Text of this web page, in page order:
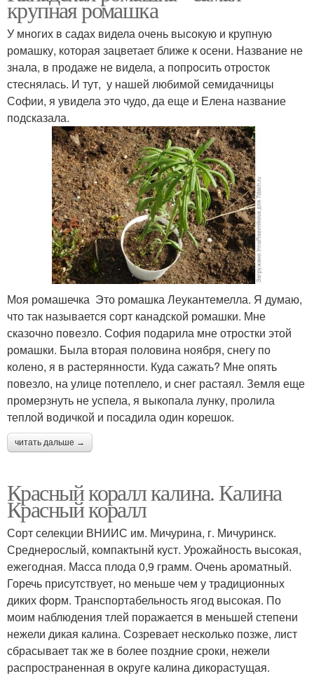
крупная ромашка
У многих в садах видела очень высокую и крупную
ромашку, которая зацветает ближе к осени. Название не
знала, в продаже не видела, а попросить отросток
стеснялась. И тут, у нашей любимой семидачницы
Софии, я увидела это чудо, да еще и Елена название
подсказала.
Моя ромашечка Это ромашка Леукантемелла. Я думаю,
что так называется сорт канадской ромашки. Мне
сказочно повезло. София подарила мне отростки этой
ромашки. Была вторая половина ноября, снегу по
колено, я в растерянности. Куда сажать? Мне опять
повезло, на улице потеплело, и снег растаял. Земля еще
промерзнуть не успела, я выкопала лунку, пролила
теплой водичкой и посадила один корешок.
читать дальше →
Красный коралл калина. Калина
Красный коралл
Сорт селекции ВНИИС им. Мичурина, г. Мичуринск.
Среднерослый, компактынй куст. Урожайность высокая,
ежегодная. Масса плода 0,9 грамм. Очень ароматный.
Горечь присутствует, но меньше чем у традиционных
диких форм. Транспортабельность ягод высокая. По
моим наблюдения тлей поражается в меньшей степени
нежели дикая калина. Созревает несколько позже, лист
сбрасывает так же в более поздние сроки, нежели
распространенная в округе калина дикорастущая.